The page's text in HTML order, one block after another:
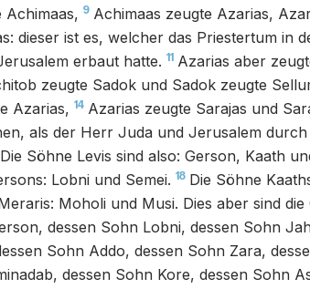
Achimaas, 9 Achimaas zeugte Azarias,
dieser ist es, welcher das Priestertum in
erbaut hatte. 11 Azarias aber
zeugte Sadok und Sadok zeugte
Azarias, 14 Azarias zeugte Sarajas und
als der Herr Juda und Jerusalem
Die Söhne Levis sind also: Gerson, Kaath
Lobni und Semei. 18 Die Söhne
Moholi und Musi. Dies aber sind
dessen Sohn Lobni, dessen Sohn
Sohn Addo, dessen Sohn Zara,
dessen Sohn Kore, dessen Sohn